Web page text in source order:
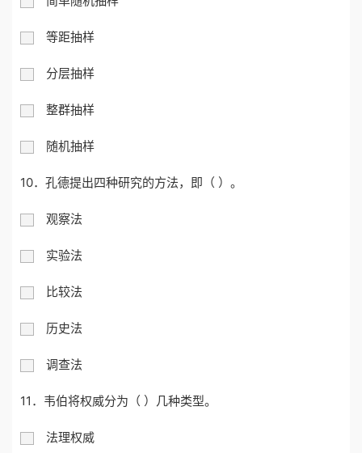
等距抽样
分层抽样
整群抽样
随机抽样
10．孔德提出四种研究的方法，即（ ）。
观察法
实验法
比较法
历史法
调查法
11．韦伯将权威分为（ ）几种类型。
法理权威